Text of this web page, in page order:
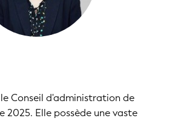
Conseil d'administration de
2025. Elle possède une vaste